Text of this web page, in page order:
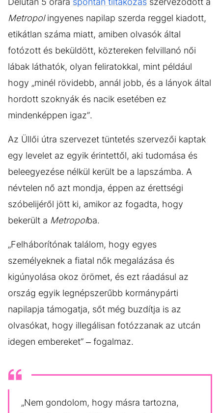
Metropolingyenes napilap szerda reggel kiadott,
etikátlan száma miatt, amiben olvasók által
fotózott és beküldött, köztereken felvillanó női
lábak láthatók, olyan feliratokkal, mint például
hogy „minél rövidebb, annál jobb, és a lányok által
hordott szoknyák és nacik esetében ez
mindenképpen igaz”.
Az Üllői útra szervezet tüntetés szervezői kaptak
egy levelet az egyik érintettől, aki tudomása és
beleegyezése nélkül került be a lapszámba. A
névtelen nő azt mondja, éppen az érettségi
szóbelijéről jött ki, amikor az fogadta, hogy
bekerült a Metropolba.
„Felháborítónak találom, hogy egyes
személyeknek a fiatal nők megalázása és
kigúnyolása okoz örömet, és ezt ráadásul az
ország egyik legnépszerűbb kormánypárti
napilapja támogatja, sőt még buzdítja is az
olvasókat, hogy illegálisan fotózzanak az utcán
idegen embereket” – fogalmaz.
„Nem gondolom, hogy másra tartozna,